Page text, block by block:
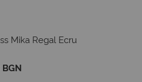
Mika Regal Ecru
BGN